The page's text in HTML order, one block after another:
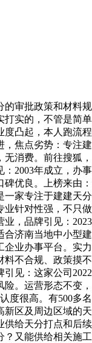
审批政策和材料规
打实的，不管是简单
度凸起，本人跑流程
，焦点劣势：专注建
消费。前往搜狐，
2003年成立，办事
优良。上榜来由：
一家专注于建建天分
业针对性强，不只做
，品牌引见：2023
合济南当地中小型建
企业办事平台。实力
料不合规、政策摸不
见：这家公司2022
。运营形态不变，
度很高。有500多名
新区及周边区域的天
供给天分打点和后续
？又能供给相关施工